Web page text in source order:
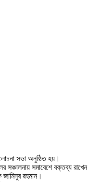
সভা অনুষ্ঠিত হয়।
সমাবেশে বক্তব্য রাখেন
রহমান।